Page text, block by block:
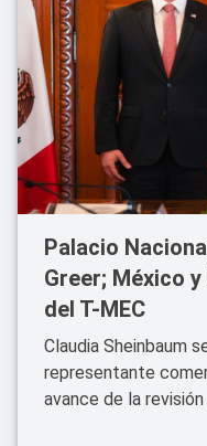
Palacio
Greer; México
del T-MEC
Claudia Sheinbaum
representante
avance de la